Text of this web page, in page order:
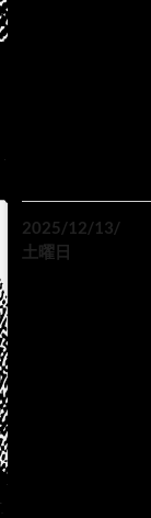
2025/12/13/
土曜日